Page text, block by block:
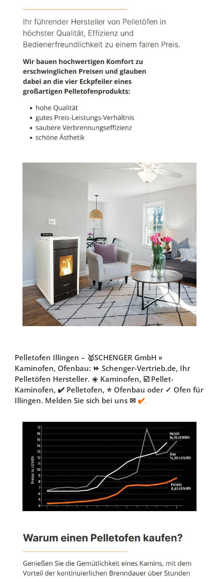
Pelletofen Illingen – 🥇SCHENGER GmbH »
Kaminofen, Ofenbau: ⏩ Schenger-Vertrieb.de, Ihr
Pelletöfen Hersteller. ☀️ Kaminofen, ☑️ Pellet-
Kaminofen, ✔️ Pelletofen, ⭐ Ofenbau oder ✓ Ofen für
Illingen. Melden Sie sich bei uns ✉ ✔️.